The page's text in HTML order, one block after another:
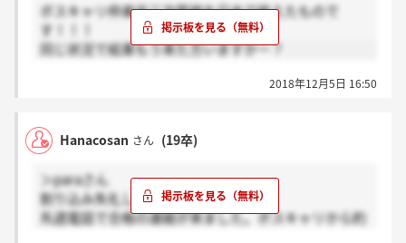
ボスキャリ枠楽天三次面接を日本で終えたもので
す！！！
同じ状況で結果もう来た方いますかー？
2018年12月5日 16:50
Hanacosan さん (19卒)
＞paraさん
割り込み失礼します。
先週電話で合格の連絡が来ました。ボスキャリから約